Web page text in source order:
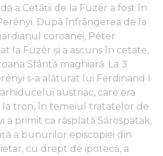
a Cetății de la Füzér a fost în
După înfrângerea de la
coroanei, Péter
la Füzér și a ascuns în cetate,
Sfântă maghiară. La 3
s-a alăturat lui Ferdinand I
austriac, care era
tron, în temeiul tratatelor de
a primit ca răsplată Sárospatak,
a bunurilor episcopiei din
cu drept de ipotecă, a